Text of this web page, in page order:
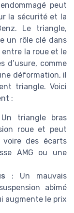
peut
la sécurité et la
Le triangle,
un rôle clé dans
la roue et le
d’usure, comme
déformation, il
triangle. Voici
:
triangle bras
roue et peut
des écarts
AMG ou une
: Un mauvais
abîmé
augmente le prix